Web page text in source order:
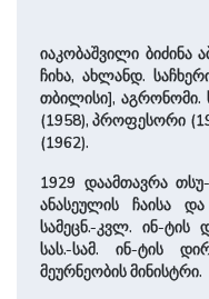
იაკობაშვილი ბიძინა
ჩიხა, ახლანდ.
თბილისი], აგრონომი.
(1958), პროფესორი
(1962).
1929 დაამთავრა
ანასეულის ჩაისა
სამეცნ.-კვლ. ინ-ტის
სას.-სამ. ინ-ტის
მეურნეობის მინისტრი.